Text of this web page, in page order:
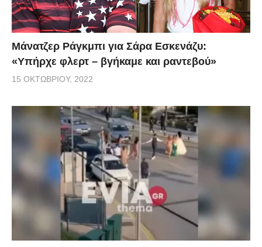
Μάνατζερ Ράγκμπι για Σάρα Εσκενάζυ:
«Υπήρχε φλερτ – βγήκαμε και ραντεβού»
15 ΟΚΤΩΒΡΊΟΥ, 2022